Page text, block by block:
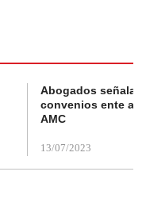
Abogados
convenios ente
AMC
13/07/2023